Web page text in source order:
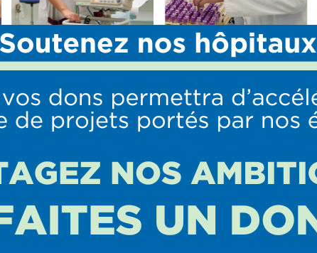
OFFRE DE SOINS
URGENCES Réanimation
anesthésie
PROFESSIONNELS
Nous rejoindre